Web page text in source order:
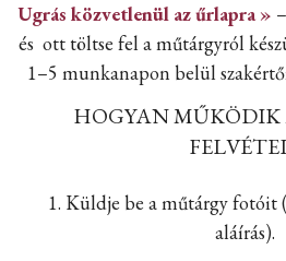
EN
DE
Ugrás közvetlenül az űrlapra »
és ott töltse fel a műtárgyról
1–5 munkanapon belül
HOGYAN MŰKÖDIK
1. Küldje be a műtárgy fotóit
aláírás).